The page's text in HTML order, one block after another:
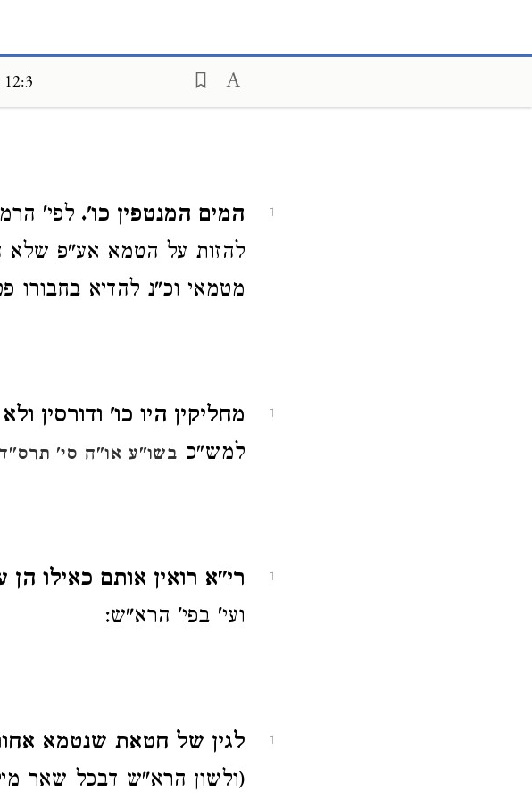
12:3
1 המים המנטפין כו'. לפי'
להזות על הטמא אע"פ שלא
מטמאי וכ"נ להדיא בחבורו
1 מחליקין היו כו' ודורסין
למש"כ בשו"ע או"ח סי'
1 רי"א רואין אותם כאילו
ועי' בפי' הרא"ש:
1 לגין של חטאת שנטמא
(ולשון הרא"ש דבכל שאר